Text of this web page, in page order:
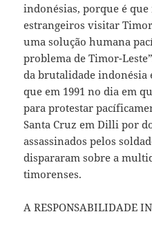
indonésias, porque é
estrangeiros visitar
uma solução humana
problema de Timor-
da brutalidade indonésia
que em 1991 no dia em
para protestar
Santa Cruz em Dilli por
assassinados pelos
dispararam sobre a
timorenses.
A RESPONSABILIDADE